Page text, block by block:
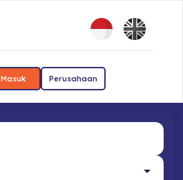
Masuk Perusahaan